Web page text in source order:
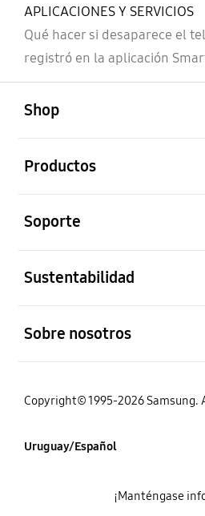
APLICACIONES Y SERVICIOS
Qué hacer si desaparece el
registró en la aplicación
Shop
Productos
Soporte
Sustentabilidad
Sobre nosotros
Copyright© 1995-2026 Samsung.
Uruguay/Español
¡Manténgase